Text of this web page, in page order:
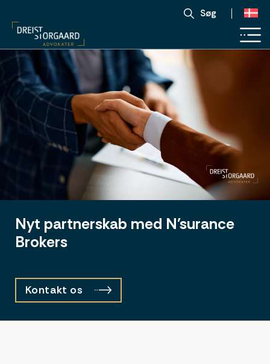
Søg
Nyt partnerskab med N'surance
Brokers
Kontakt os